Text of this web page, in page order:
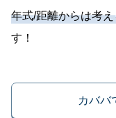
年式/距離からは考
す！
カババ